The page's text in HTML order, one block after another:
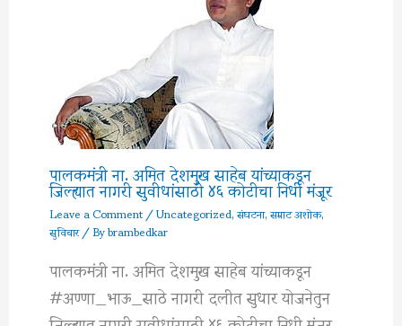
पालकमंत्री ना. अमित देशमुख साहेब यांच्याकडून
जिल्ह्यात नागरी सुवीधांसाठी ४६ कोटीचा निधी मंजूर
Leave a Comment/Uncategorized,संघटना,सम्राट अशोक,
सुविचार/ Bybrambedkar
पालकमंत्री ना. अमित देशमुख साहेब यांच्याकडून
#अण्णा_भाऊ_साठे नागरी दलीत सुधार योजनेतुन